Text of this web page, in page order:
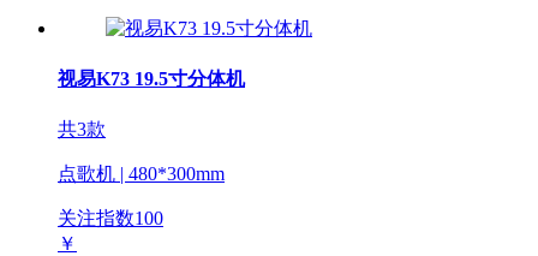
视易K73 19.5寸分体机
共3款
点歌机 | 480*300mm
关注指数100
￥